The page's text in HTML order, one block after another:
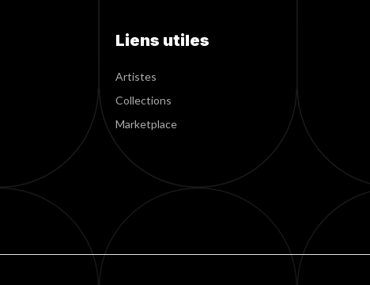
Liens utiles
Artistes
Collections
Marketplace